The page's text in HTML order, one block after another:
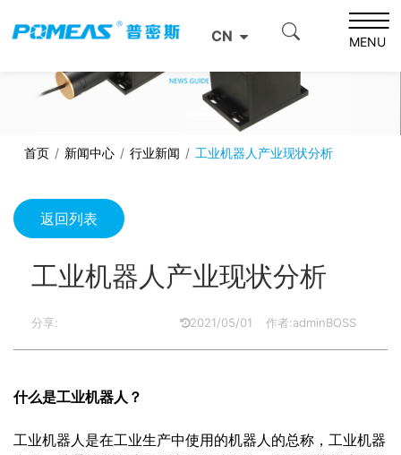
CN MENU
首页 新闻中心 行业新闻 工业机器人产业现状分析
返回列表
工业机器人产业现状分析
分享: 2021/05/01 作者:adminBOSS
什么是工业机器人？
工业机器人是在工业生产中使用的机器人的总称，工业机器